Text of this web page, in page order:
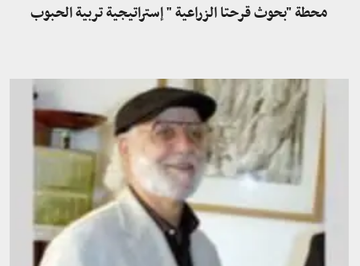
محطة "بحوث قرحتا الزراعية " إستراتيجية تربية الحبوب